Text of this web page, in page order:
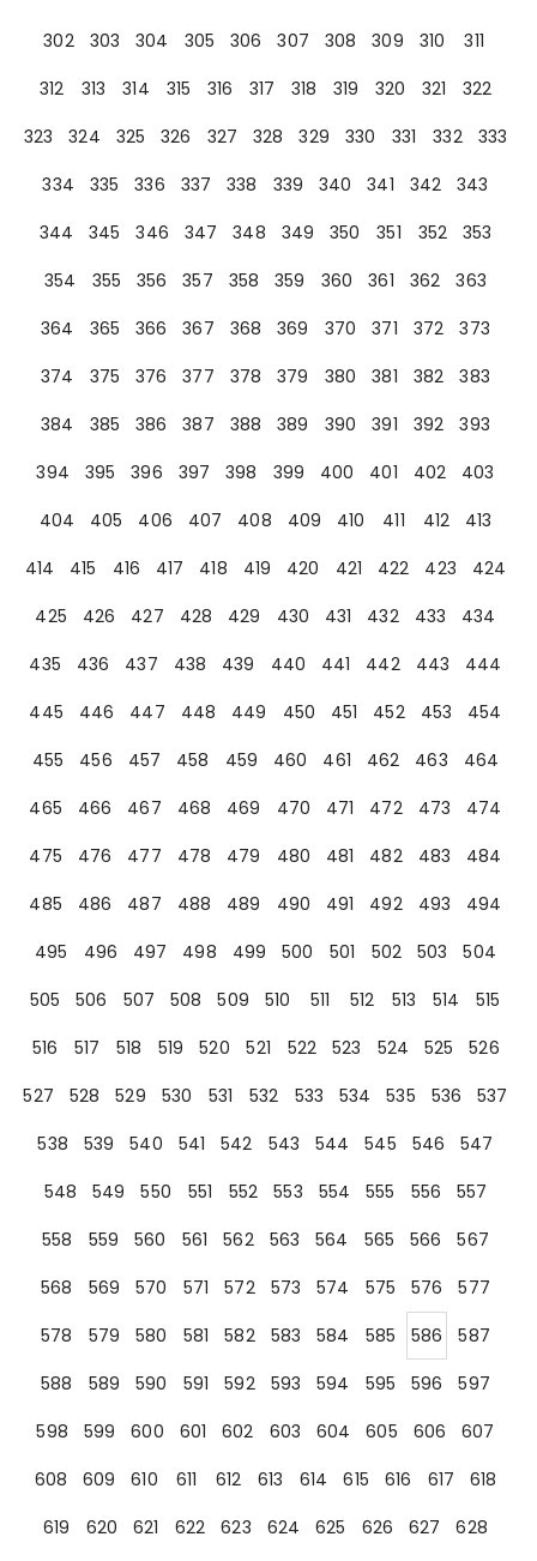
302
303 304 305 306 307 308 309 310
311
312
313 314 315 316 317 318 319 320 321
322
323
324 325 326 327 328 329 330 331 332
333
334
335 336 337 338 339 340 341 342
343
344
345 346 347 348 349 350 351 352
353
354
355 356 357 358 359 360 361 362
363
364
365 366 367 368 369 370 371 372
373
374
375 376 377 378 379 380 381 382
383
384
385 386 387 388 389 390 391 392
393
394
395 396 397 398 399 400 401 402
403
404
405 406 407 408 409 410 411 412
413
414
415 416 417 418 419 420 421 422 423
424
425
426 427 428 429 430 431 432 433
434
435
436 437 438 439 440 441 442 443
444
445
446 447 448 449 450 451 452 453
454
455
456 457 458 459 460 461 462 463
464
465
466 467 468 469 470 471 472 473
474
475
476 477 478 479 480 481 482 483
484
485
486 487 488 489 490 491 492 493
494
495
496 497 498 499 500 501 502 503
504
505
506 507 508 509 510 511 512 513 514
515
516
517 518 519 520 521 522 523 524 525
526
527
528 529 530 531 532 533 534 535 536
537
538
539 540 541 542 543 544 545 546
547
548
549 550 551 552 553 554 555 556
557
558
559 560 561 562 563 564 565 566
567
568
569 570 571 572 573 574 575 576
577
578
579 580 581 582 583 584 585 586
587
588
589 590 591 592 593 594 595 596
597
598
599 600 601 602 603 604 605 606
607
608
609 610 611 612 613 614 615 616 617
618
619
620 621 622 623 624 625 626 627
628